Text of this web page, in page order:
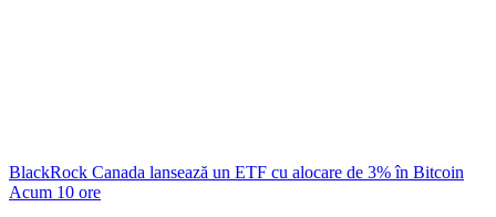
BlackRock Canada lansează un ETF cu alocare de 3% în Bitcoin
Acum 10 ore